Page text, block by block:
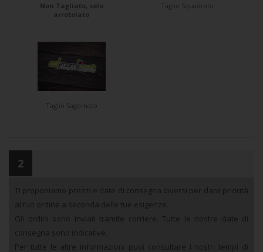
Non Tagliato, solo
arrotolato
Taglio Squadrato
Taglio Sagomato
2
Ti proponiamo prezzi e date di consegna diversi per dare priorità
al tuo ordine a seconda delle tue esigenze.
Gli ordini sono inviati tramite corriere. Tutte le nostre date di
consegna sono indicative.
Per tutte le altre informazioni puoi consultare i nostri tempi di